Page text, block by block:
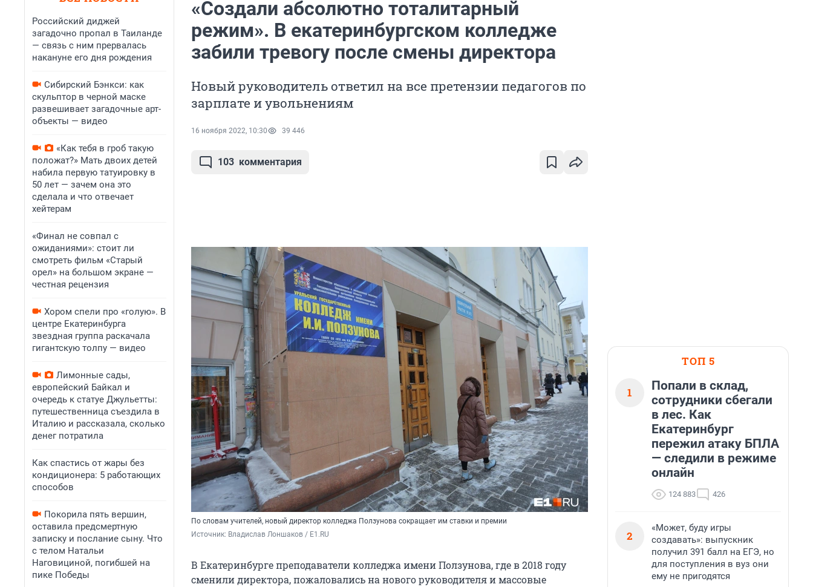
Российский диджей
загадочно пропал в Таиланде
— связь с ним прервалась
накануне его дня рождения
Сибирский Бэнкси: как
скульптор в черной маске
развешивает загадочные арт-
объекты — видео
«Как тебя в гроб такую
положат?» Мать двоих детей
набила первую татуировку в
50 лет — зачем она это
сделала и что отвечает
хейтерам
«Финал не совпал с
ожиданиями»: стоит ли
смотреть фильм «Старый
орел» на большом экране —
честная рецензия
Хором спели про «голую». В
центре Екатеринбурга
звездная группа раскачала
гигантскую толпу — видео
Лимонные сады,
европейский Байкал и
очередь к статуе Джульетты:
путешественница съездила в
Италию и рассказала, сколько
денег потратила
Как спастись от жары без
кондиционера: 5 работающих
способов
Покорила пять вершин,
оставила предсмертную
записку и послание сыну. Что
с телом Натальи
Наговициной, погибшей на
пике Победы
«Создали абсолютно тоталитарный
режим». В екатеринбургском колледже
забили тревогу после смены директора
Новый руководитель ответил на все претензии педагогов по
зарплате и увольнениям
16 ноября 2022, 10:30 39 446
103 комментария
По словам учителей, новый директор колледжа Ползунова сокращает им ставки и премии
Источник: Владислав Лоншаков / E1.RU
В Екатеринбурге преподаватели колледжа имени Ползунова, где в 2018 году
сменили директора, пожаловались на нового руководителя и массовые
ТОП 5
1
Попали в склад,
сотрудники сбегали
в лес. Как
Екатеринбург
пережил атаку БПЛА
— следили в режиме
онлайн
124 883 426
2
«Может, буду игры
создавать»: выпускник
получил 391 балл на ЕГЭ, но
для поступления в вуз они
ему не пригодятся